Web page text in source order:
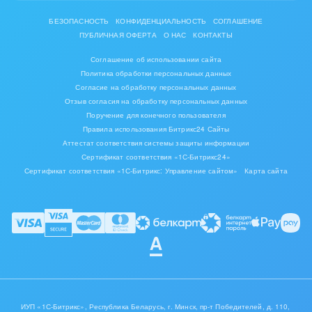
В поле «Ссылка (URL)» указываете ссылку, которую
Получаете сокращённую ссылку через вставку
значений из раздела «Дополнительные результаты»
БЕЗОПАСНОСТЬ КОНФИДЕНЦИАЛЬНОСТЬ
СОГЛАШЕНИЕ
ПУБЛИЧНАЯ ОФЕРТА
О НАС КОНТАКТЫ
Соглашение об использовании сайта
Политика обработки персональных данных
Согласие на обработку персональных данных
Отзыв согласия на обработку персональных данных
Поручение для конечного пользователя
Правила использования Битрикс24 Сайты
Аттестат соответствия системы защиты информации
Сертификат соответствия «1С-Битрикс24»
Сертификат соответствия «1С-Битрикс: Управление сайтом»
Карта сайта
ИУП «1С-Битрикс», Республика Беларусь, г. Минск, пр-т Победителей, д. 110,